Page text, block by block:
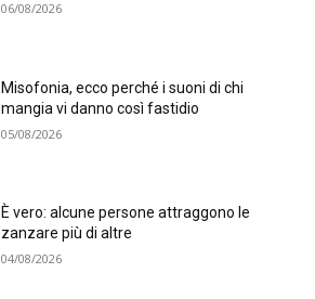
06/08/2026
Misofonia, ecco perché i suoni di chi
mangia vi danno così fastidio
05/08/2026
È vero: alcune persone attraggono le
zanzare più di altre
04/08/2026